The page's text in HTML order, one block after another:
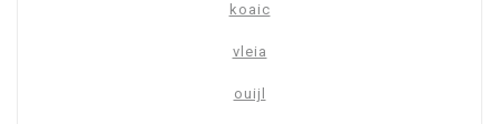
koaic
vleia
ouijl